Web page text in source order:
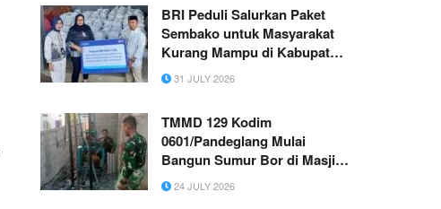
BRI Peduli Salurkan Paket
Sembako untuk Masyarakat
Kurang Mampu di Kabupaten
Probolinggo
31 JULY 2026
TMMD 129 Kodim
0601/Pandeglang Mulai
Bangun Sumur Bor di Masjid
Kampung Pangburangan,
Hadirkan Harapan Air Bersih
24 JULY 2026